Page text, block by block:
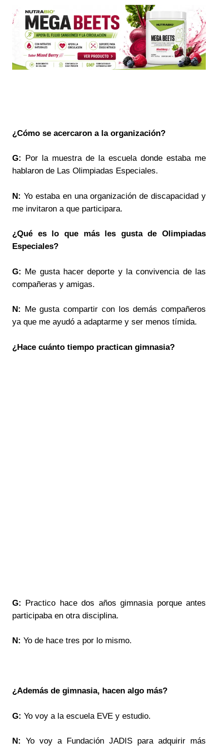
¿Cómo se acercaron a la organización?
G:
Por la muestra de la escuela donde estaba me
hablaron de Las Olimpiadas Especiales.
N: Yo estaba en una organización de discapacidad y
me invitaron a que participara.
¿Qué es lo que más les gusta de Olimpiadas
Especiales?
G: Me gusta hacer deporte y la convivencia de las
compañeras y amigas.
N:
Me gusta compartir con los demás compañeros
ya que me ayudó a adaptarme y ser menos tímida.
¿Hace cuánto tiempo practican gimnasia?
G: Practico hace dos años gimnasia porque antes
participaba en otra disciplina.
N: Yo de hace tres por lo mismo.
¿Además de gimnasia, hacen algo más?
G: Yo voy a la escuela EVE y estudio.
N: Yo voy a Fundación JADIS para adquirir más